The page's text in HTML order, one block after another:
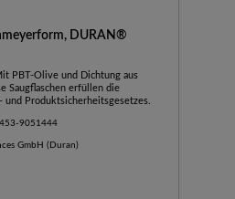
DURAN®
PBT-Olive und Dichtung aus
Saugflaschen erfüllen die
und Produktsicherheitsgesetzes.
9051444
GmbH (Duran)